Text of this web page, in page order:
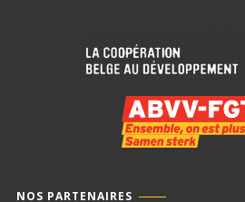
NOS PARTENAIRES